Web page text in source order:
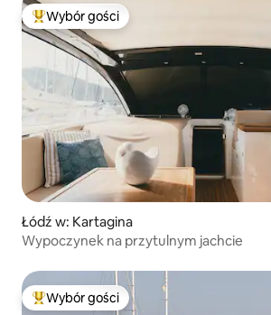
Najpopularniejsze z kategorii Wybór gości
Wybór gości
Łódź w: Kartagina
Wypoczynek na przytulnym jachcie
Najpopularniejsze z kategorii Wybór gości
Wybór gości